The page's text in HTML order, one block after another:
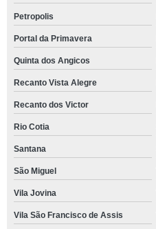
Petropolis
Portal da Primavera
Quinta dos Angicos
Recanto Vista Alegre
Recanto dos Victor
Rio Cotia
Santana
São Miguel
Vila Jovina
Vila São Francisco de Assis